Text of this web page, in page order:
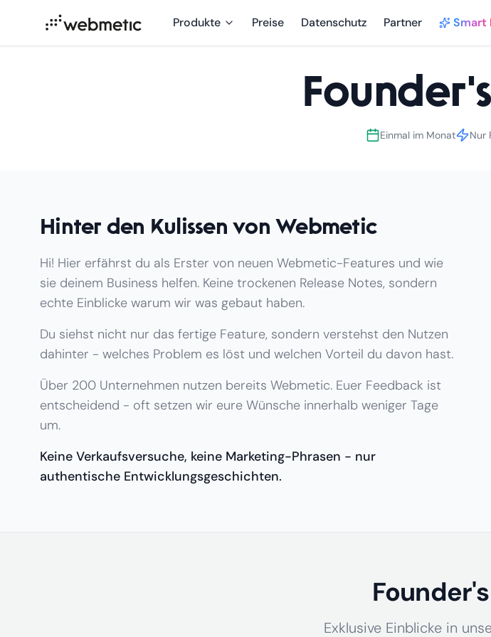
Produkte Preise Datenschutz Partner Smart
Einmal im Monat Nur
Hinter den Kulissen von Webmetic
Hi! Hier erfährst du als Erster von neuen Webmetic-Features und wie
sie deinem Business helfen. Keine trockenen Release Notes, sondern
echte Einblicke warum wir was gebaut haben.
Du siehst nicht nur das fertige Feature, sondern verstehst den Nutzen
dahinter - welches Problem es löst und welchen Vorteil du davon hast.
Über 200 Unternehmen nutzen bereits Webmetic. Euer Feedback ist
entscheidend - oft setzen wir eure Wünsche innerhalb weniger Tage
um.
Keine Verkaufsversuche, keine Marketing-Phrasen - nur
authentische Entwicklungsgeschichten.
Exklusive Einblicke in